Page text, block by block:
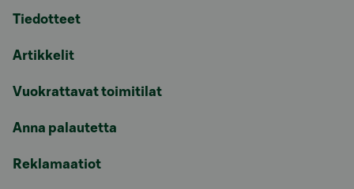
Tiedotteet
Artikkelit
Vuokrattavat toimitilat
Anna palautetta
Reklamaatiot